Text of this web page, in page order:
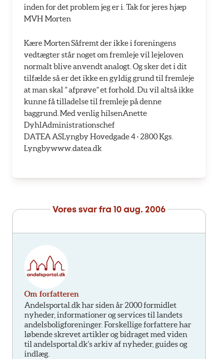
inden for det problem jeg er i. Tak for jeres hjæp
MVH Morten
Kære Morten Såfremt der ikke i foreningens
vedtægter står noget om fremleje vil lejeloven
normalt blive anvendt analogt. Og sker det i dit
tilfælde så er det ikke en gyldig grund til fremleje
at man skal ” afprøve” et forhold. Du vil altså ikke
kunne få tilladelse til fremleje på denne
baggrund. Med venlig hilsenAnette
DyhlAdministrationschef
DATEA ASLyngby Hovedgade 4 · 2800 Kgs.
Lyngbywww.datea.dk
Vores svar fra 10 aug. 2006
Om forfatteren
Andelsportal.dk har siden år 2000 formidlet
nyheder, informationer og services til landets
andelsboligforeninger. Forskellige forfattere har
løbende skrevet artikler og bidraget med viden
til andelsportal.dk’s arkiv af nyheder, guides og
indlæg.